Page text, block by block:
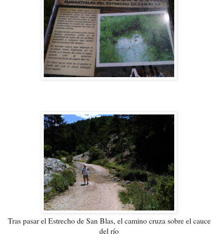
Tras pasar el Estrecho de San Blas, el camino cruza sobre el cauce
del río